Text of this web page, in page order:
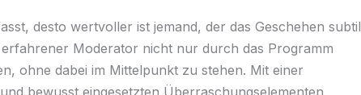
desto wertvoller ist jemand, der das Geschehen subtil
Moderator nicht nur durch das Programm
ohne dabei im Mittelpunkt zu stehen. Mit einer